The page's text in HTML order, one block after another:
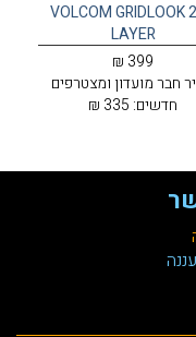
VOLCOM GRIDLOOK
LAYER
399 ₪
חבר מועדון ומצטרפים
חדשים: